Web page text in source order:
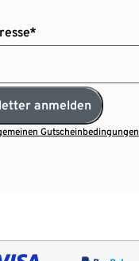
anmelden
Gutscheinbedingungen